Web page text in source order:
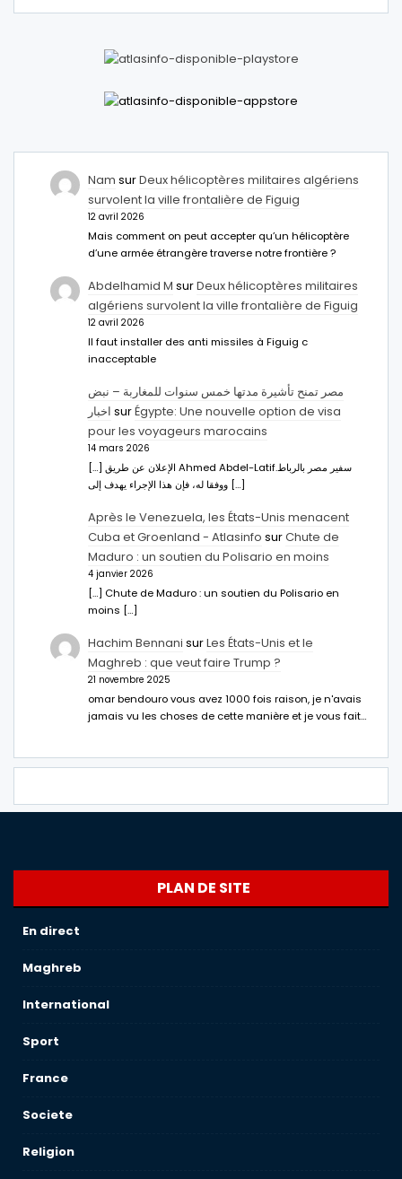
Nam surDeux hélicoptères militaires algériens
survolent la ville frontalière de Figuig
12 avril 2026
Mais comment on peut accepter qu’un hélicoptère
d’une armée étrangère traverse notre frontière ?
Abdelhamid M surDeux hélicoptères militaires
algériens survolent la ville frontalière de Figuig
12 avril 2026
Il faut installer des anti missiles à Figuig c
inacceptable
مصر تمنح تأشيرة مدتها خمس سنوات للمغاربة – نبض
اخبار surÉgypte: Une nouvelle option de visa
pour les voyageurs marocains
14 mars 2026
[…] الإعلان عن طريق Ahmed Abdel-Latifسفير مصر بالرباط.
ووفقا له، فإن هذا الإجراء يهدف إلى […]
Après le Venezuela, les États-Unis menacent
Cuba et Groenland - Atlasinfo surChute de
Maduro : un soutien du Polisario en moins
4 janvier 2026
[…] Chute de Maduro : un soutien du Polisario en
moins […]
Hachim Bennani surLes États-Unis et le
Maghreb : que veut faire Trump ?
21 novembre 2025
omar bendouro vous avez 1000 fois raison, je n'avais
jamais vu les choses de cette manière et je vous fait…
PLAN DE SITE
En direct
Maghreb
International
Sport
France
Societe
Religion